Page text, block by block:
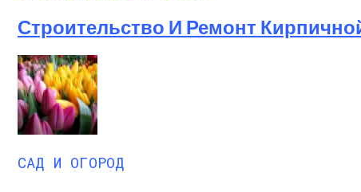
Строительство И Ремонт
САД И ОГОРОД